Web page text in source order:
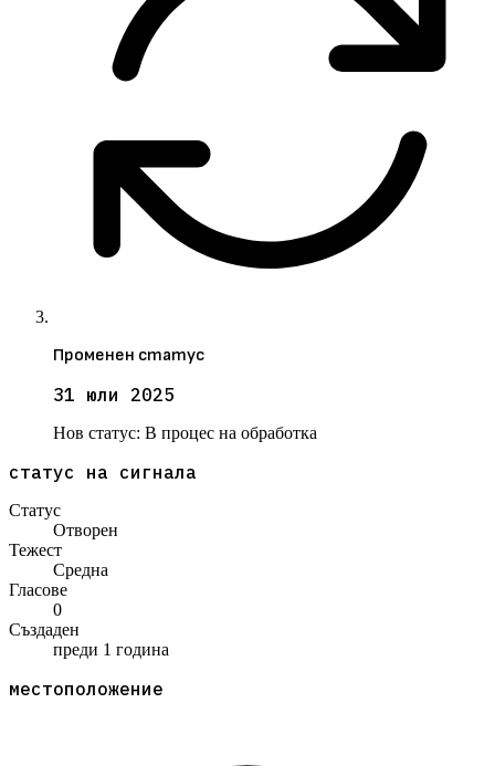
Променен статус
31 юли 2025
Нов статус: В процес на обработка
статус на сигнала
Статус
Отворен
Тежест
Средна
Гласове
0
Създаден
преди 1 година
местоположение